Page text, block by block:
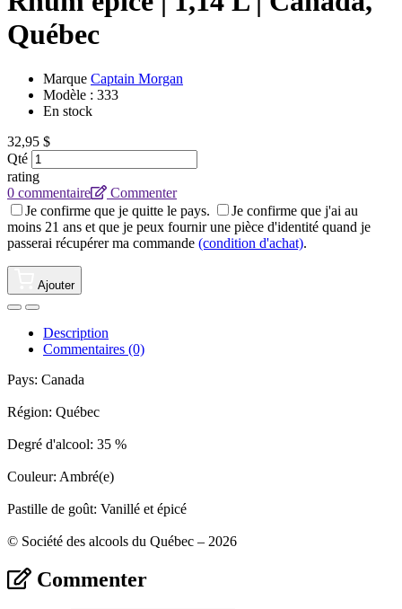
Québec
Marque Captain Morgan
Modèle : 333
En stock
32,95 $
Qté
rating
0 commentaire
Commenter
Je confirme que je quitte le pays.
Je confirme que j'ai au
moins 21 ans et que je peux fournir une pièce d'identité quand je
passerai récupérer ma commande (condition d'achat).
Ajouter
Description
Commentaires (0)
Pays: Canada
Région: Québec
Degré d'alcool: 35 %
Couleur: Ambré(e)
Pastille de goût: Vanillé et épicé
© Société des alcools du Québec – 2026
Commenter